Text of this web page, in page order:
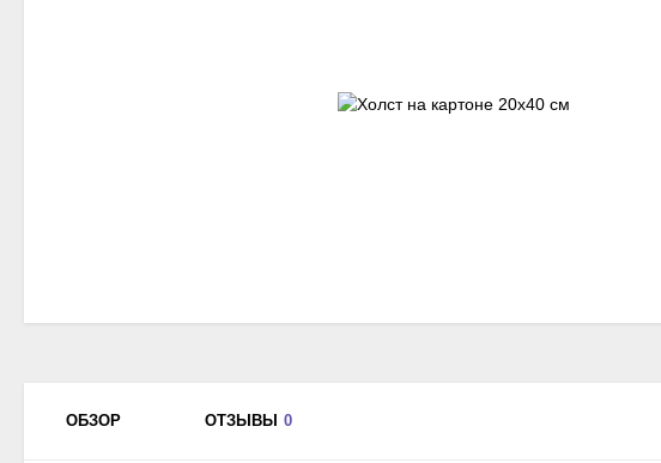
ОБЗОР ОТЗЫВЫ 0